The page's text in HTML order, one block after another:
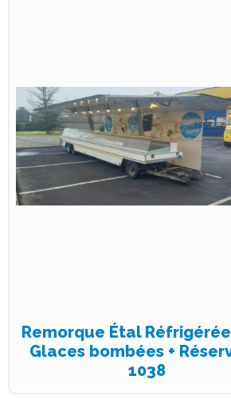
Remorque Étal
Glaces bombées +
1038